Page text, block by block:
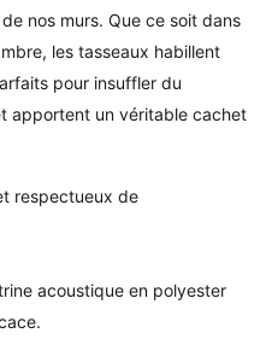
nos murs. Que ce soit dans
les tasseaux habillent
pour insuffler du
apportent un véritable cachet
respectueux de
acoustique en polyester